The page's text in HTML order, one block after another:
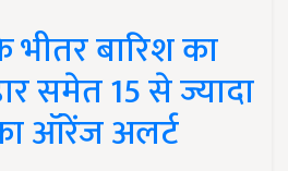
बारिश का
समेत 15 से ज्यादा
ऑरेंज अलर्ट